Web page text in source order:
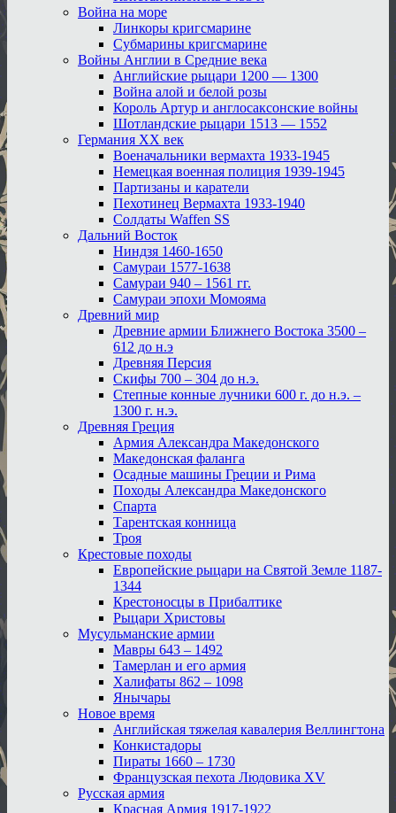
Война на море
Линкоры кригсмарине
Субмарины кригсмарине
Войны Англии в Средние века
Английские рыцари 1200 — 1300
Война алой и белой розы
Король Артур и англосаксонские войны
Шотландские рыцари 1513 — 1552
Германия XX век
Военачальники вермахта 1933-1945
Немецкая военная полиция 1939-1945
Партизаны и каратели
Пехотинец Вермахта 1933-1940
Солдаты Waffen SS
Дальний Восток
Ниндзя 1460-1650
Самураи 1577-1638
Самураи 940 – 1561 гг.
Самураи эпохи Момояма
Древний мир
Древние армии Ближнего Востока 3500 –
612 до н.э
Древняя Персия
Скифы 700 – 304 до н.э.
Степные конные лучники 600 г. до н.э. –
1300 г. н.э.
Древняя Греция
Армия Александра Македонского
Македонская фаланга
Осадные машины Греции и Рима
Походы Александра Македонского
Спарта
Тарентская конница
Троя
Крестовые походы
Европейские рыцари на Святой Земле 1187-
1344
Крестоносцы в Прибалтике
Рыцари Христовы
Мусульманские армии
Мавры 643 – 1492
Тамерлан и его армия
Халифаты 862 – 1098
Янычары
Новое время
Английская тяжелая кавалерия Веллингтона
Конкистадоры
Пираты 1660 – 1730
Французская пехота Людовика XV
Русская армия
Красная Армия 1917-1922